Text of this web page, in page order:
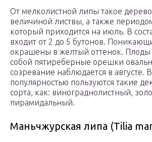
От мелколистной липы такое дерево
величиной листвы, а также
который приходится на июль. В
входит от 2 до 5 бутонов.
окрашены в желтый оттенок. Плоды
собой пятиреберные орешки
созревание наблюдается в августе.
популярностью пользуются такие
сорта, как: винограднолистный,
пирамидальный.
Маньчжурская липа (Tilia